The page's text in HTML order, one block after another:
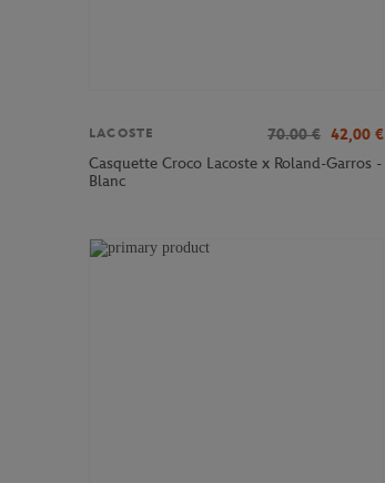
LACOSTE 70.00 € 42,00 €
Casquette Croco Lacoste x Roland-Garros -
Blanc